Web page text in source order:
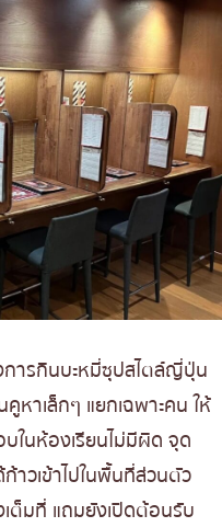
การกินบะหมี่ซุปสไตล์ญี่ปุ่น
หาเล็กๆ แยกเฉพาะคน ให้
ในห้องเรียนไม่มีผิด จุด
าวเข้าไปในพื้นที่ส่วนตัว
ต็มที่ แถมยังเปิดต้อนรับ